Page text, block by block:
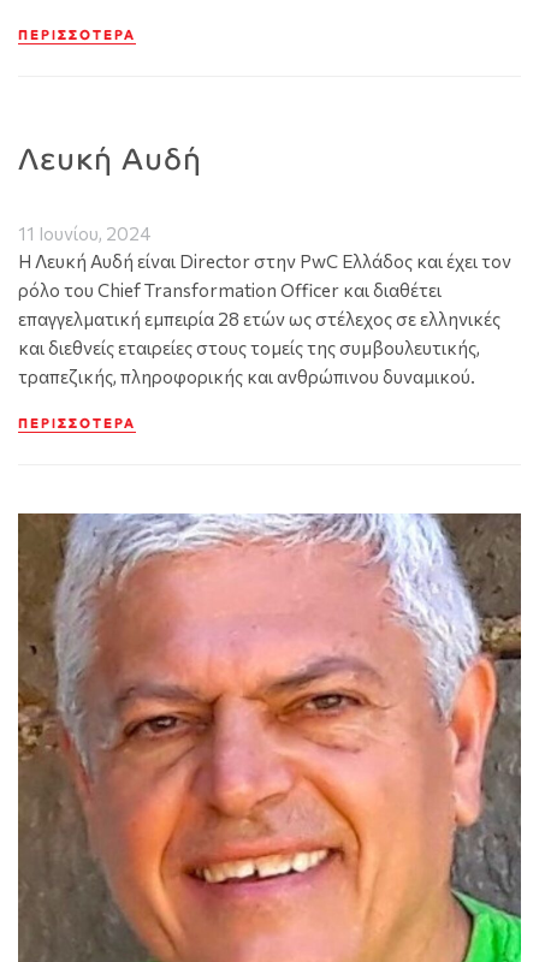
ΠΕΡΙΣΣΌΤΕΡΑ
Λευκή Αυδή
11 Ιουνίου, 2024
Η Λευκή Αυδή είναι Director στην PwC Ελλάδος και έχει τον
ρόλο του Chief Transformation Officer και διαθέτει
επαγγελματική εμπειρία 28 ετών ως στέλεχος σε ελληνικές
και διεθνείς εταιρείες στους τομείς της συμβουλευτικής,
τραπεζικής, πληροφορικής και ανθρώπινου δυναμικού.
ΠΕΡΙΣΣΌΤΕΡΑ